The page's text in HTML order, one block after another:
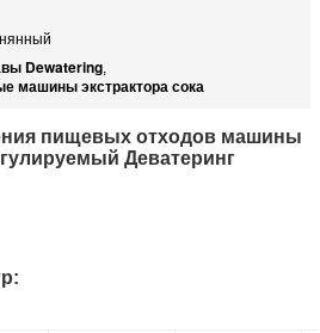
Dewatering,
машины экстрактора сока
пищевых отходов машины
Деватеринг